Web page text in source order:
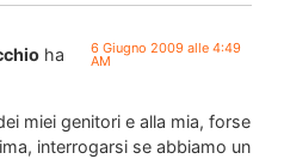
ha
6 Giugno 2009 alle 4:49
AM
miei genitori e alla mia, forse
interrogarsi se abbiamo un